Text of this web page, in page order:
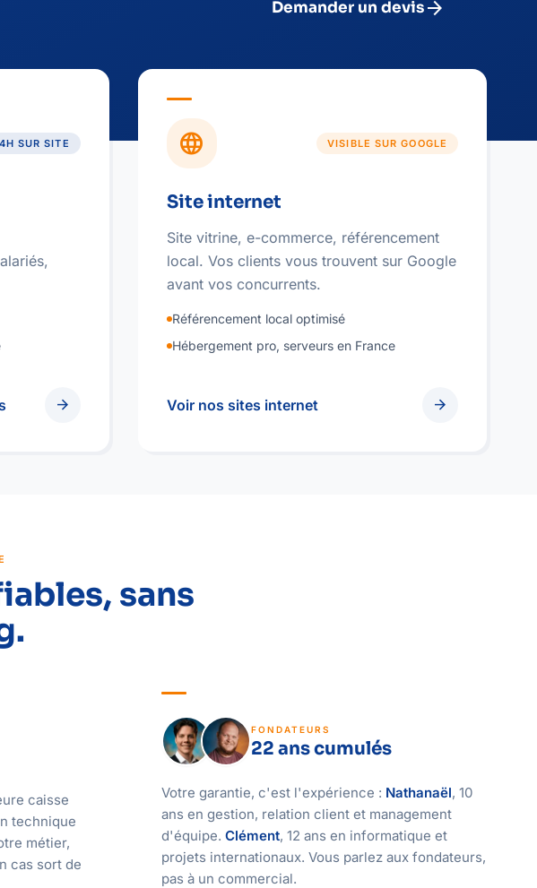
Demander un devisarrow_forward
SUR SITE
arrow_forward
language VISIBLE SUR GOOGLE
Site internet
Site vitrine, e-commerce, référencement
local. Vos clients vous trouvent sur Google
avant vos concurrents.
Référencement local optimisé
Hébergement pro, serveurs en France
Voir nos sites internet arrow_forward
sans
caisse
technique
métier,
cas sort de
FONDATEURS
22 ans cumulés
Votre garantie, c'est l'expérience : Nathanaël, 10
ans en gestion, relation client et management
d'équipe.Clément, 12 ans en informatique et
projets internationaux. Vous parlez aux fondateurs,
pas à un commercial.